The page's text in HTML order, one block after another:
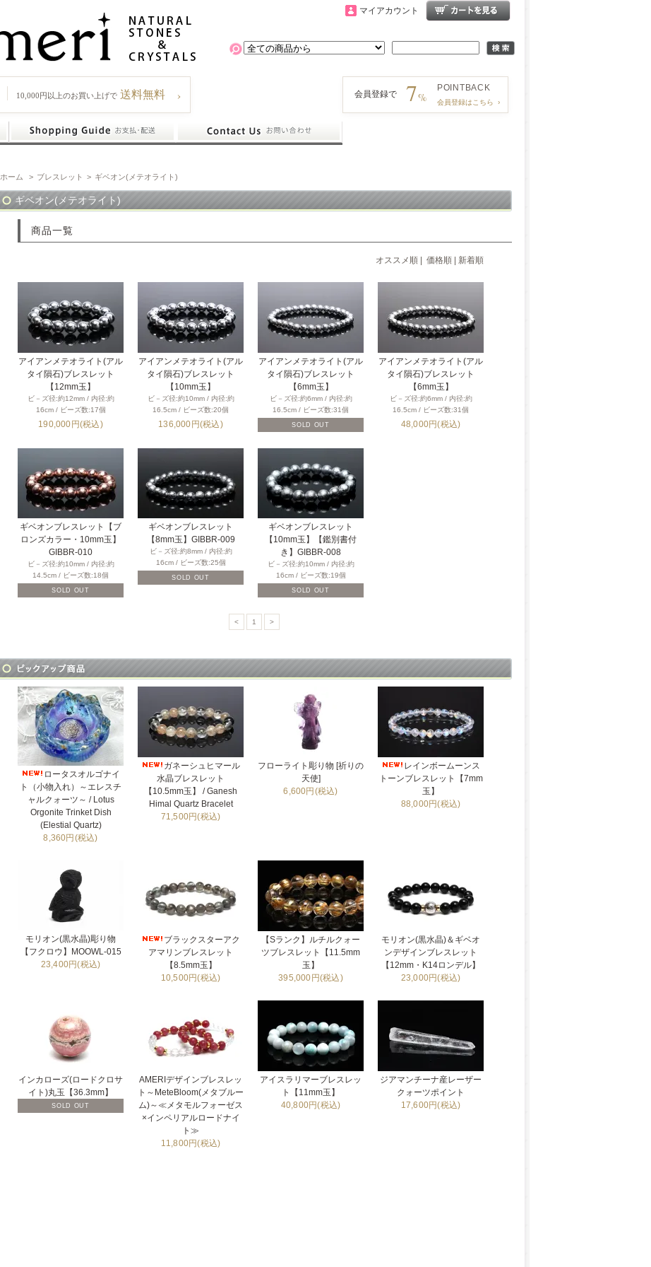
マイアカウント
10,000円以上のお買い上げで 送料無料 › 会員登録で 7%
POINT BACK
会員登録はこちら ›
ホーム > ブレスレット > ギベオン(メテオライト)
ギベオン(メテオライト)
商品一覧
オススメ順 価格順 | 新着順
アイアンメテオライト(アル
タイ隕石)ブレスレット
【12mm玉】
ビ－ズ径:約12mm / 内径:約
16cm / ビーズ数:17個
190,000円(税込)
アイアンメテオライト(アル
タイ隕石)ブレスレット
【10mm玉】
ビ－ズ径:約10mm / 内径:約
16.5cm / ビーズ数:20個
136,000円(税込)
アイアンメテオライト(アル
タイ隕石)ブレスレット
【6mm玉】
ビ－ズ径:約6mm / 内径:約
16.5cm / ビーズ数:31個
SOLD OUT
アイアンメテオライト(アル
タイ隕石)ブレスレット
【6mm玉】
ビ－ズ径:約6mm / 内径:約
16.5cm / ビーズ数:31個
48,000円(税込)
ギベオンブレスレット【ブ
ロンズカラー・10mm玉】
GIBBR-010
ビ－ズ径:約10mm / 内径:約
14.5cm / ビーズ数:18個
SOLD OUT
ギベオンブレスレット
【8mm玉】GIBBR-009
ビ－ズ径:約8mm / 内径:約
16cm / ビーズ数:25個
SOLD OUT
ギベオンブレスレット
【10mm玉】【鑑別書付
き】GIBBR-008
ビ－ズ径:約10mm / 内径:約
16cm / ビーズ数:19個
SOLD OUT
< 1 >
ロータスオルゴナイ
ト（小物入れ）～エレスチ
ャルクォーツ～ / Lotus
Orgonite Trinket Dish
(Elestial Quartz)
8,360円(税込)
ガネーシュヒマール
水晶ブレスレット
【10.5mm玉】 / Ganesh
Himal Quartz Bracelet
71,500円(税込)
フローライト彫り物 [祈りの
天使]
6,600円(税込)
レインボームーンス
トーンブレスレット【7mm
玉】
88,000円(税込)
モリオン(黒水晶)彫り物
【フクロウ】MOOWL-015
23,400円(税込)
ブラックスターアク
アマリンブレスレット
【8.5mm玉】
10,500円(税込)
【Sランク】ルチルクォー
ツブレスレット【11.5mm
玉】
395,000円(税込)
モリオン(黒水晶)＆ギベオ
ンデザインブレスレット
【12mm・K14ロンデル】
23,000円(税込)
インカローズ(ロードクロサ
イト)丸玉【36.3mm】
SOLD OUT
AMERIデザインブレスレッ
ト～MeteBloom(メタブルー
ム)～≪メタモルフォーゼス
×インペリアルロードナイ
ト≫
11,800円(税込)
アイスラリマーブレスレッ
ト【11mm玉】
40,800円(税込)
ジアマンチーナ産レーザー
クォーツポイント
17,600円(税込)